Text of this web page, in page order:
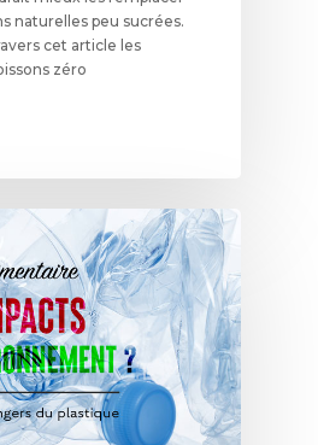
naturelles peu sucrées.
cet article les
zéro